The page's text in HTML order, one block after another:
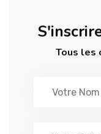
Formations
Formations
Tous les